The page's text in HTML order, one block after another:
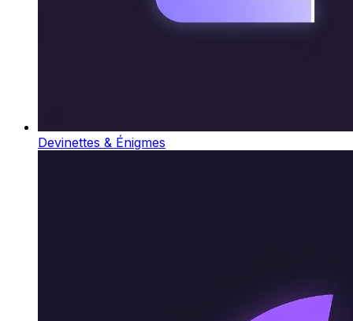
Devinettes & Énigmes